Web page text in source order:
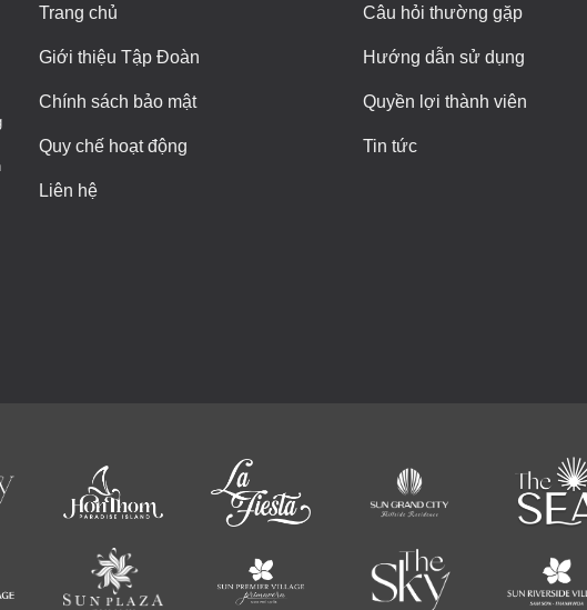
Trang chủ
Giới thiệu Tập Đoàn
Chính sách bảo mật
Quy chế hoạt động
Liên hệ
Câu hỏi thường gặp
Hướng dẫn sử dụng
Quyền lợi thành viên
Tin tức